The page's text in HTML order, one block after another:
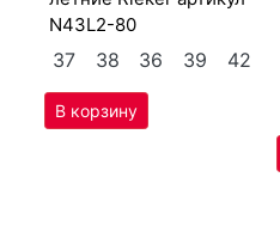
N43L2-80
37 38 36 39 42